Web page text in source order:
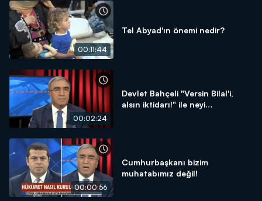
00:11:44
Tel Abyad'ın önemi nedir?
00:02:24
Devlet Bahçeli "Versin Bilal'i,
alsın iktidarı!" ile neyi
00:00:56
Cumhurbaşkanı bizim
muhatabımız değil!